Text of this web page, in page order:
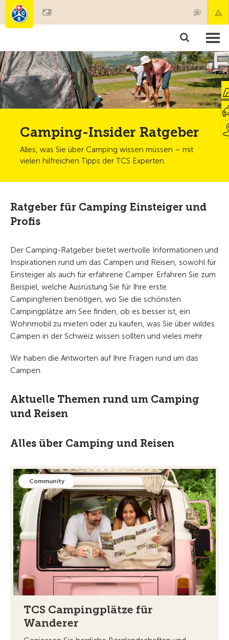
Mitgliedschaft & Leistungen
Test, Sicherheit & Gesundheit
Camping-Insider Ratgeber
Alles, was Sie über Camping wissen müssen – mit
vielen hilfreichen Tipps der TCS Experten.
Ratgeber für Camping Einsteiger und
Profis
Der Camping-Ratgeber bietet wertvolle Informationen und
Inspirationen rund um das Campen und Reisen, sowohl für
Einsteiger als auch für erfahrene Camper. Erfahren Sie zum
Beispiel, welche Ausrüstung Sie für Ihre erste
Campingferien benötigen, wo Sie die schönsten
Campingplätze am See finden, ob es besser ist, ein
Wohnmobil zu mieten oder zu kaufen, was Sie über wildes
Campen in der Schweiz wissen sollten und vieles mehr.
Wir haben die Antworten auf Ihre Fragen rund um das
Campen.
Aktuelle Themen rund um Camping
und Reisen
Alles über Camping und Reisen
Community
TCS Campingplätze für
Wanderer